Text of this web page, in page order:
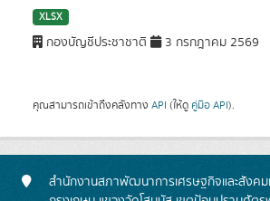
XLSX
กองบัญชีประชาชาติ 3 กรกฎาคม 2569
คุณสามารถเข้าถึงคลังทาง API (ให้ดู คู่มือ API).
สำนักงานสภาพัฒนาการเศรษฐกิจและสังค